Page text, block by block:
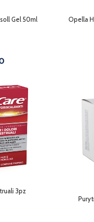
Gel 50ml
Opella
3pz